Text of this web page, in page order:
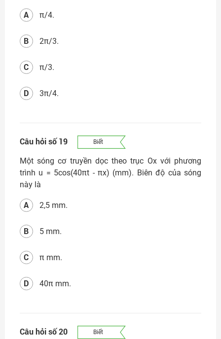
π/4.
A
2π/3.
B
π/3.
C
3π/4.
D
Câu hỏi số 19 Biết
Một sóng cơ truyền dọc theo trục Ox với phương
trình u = 5cos(40πt - πx) (mm). Biên độ của sóng
này là
2,5 mm.
A
5 mm.
B
π mm.
C
40π mm.
D
Câu hỏi số 20 Biết